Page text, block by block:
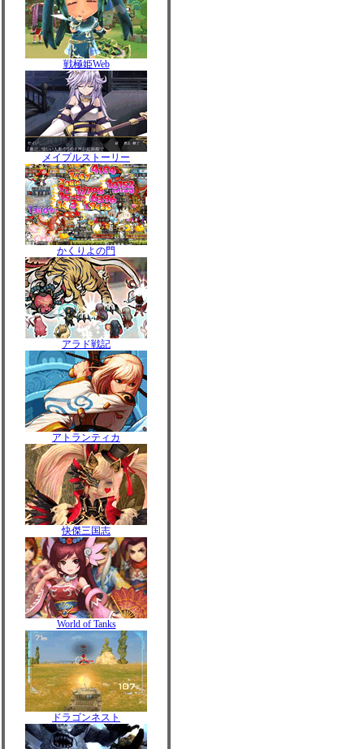
戦極姫Web
メイプルストーリー
かくりよの門
アラド戦記
アトランティカ
快傑三国志
World of Tanks
ドラゴンネスト